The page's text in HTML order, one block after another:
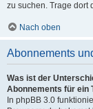
zu suchen. Trage dort
Nach oben
Abonnements
Was ist der
Abonnements für ein
In phpBB 3.0